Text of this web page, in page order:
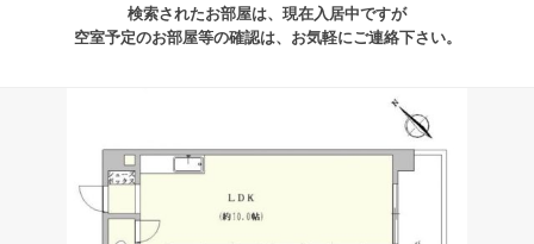
検索されたお部屋は、現在入居中ですが
空室予定のお部屋等の確認は、お気軽にご連絡下さい。